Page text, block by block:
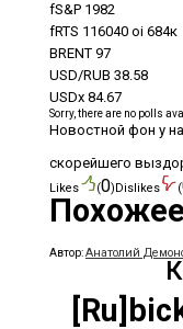
fS&P 1982
fRTS 116040 oi 684к
BRENT 97
USD/RUB 38.58
USDx 84.67
Sorry, there are no polls
Новостной фон у
скорейшего
Likes (0)Dislikes (
Похожее
Автор:Анатолий